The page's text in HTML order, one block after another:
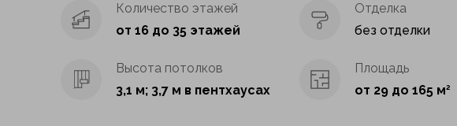
Количество этажей
от 16 до 35 этажей
Отделка
без отделки
Высота потолков
3,1 м; 3,7 м в пентхаусах
Площадь
от 29 до 165 м2